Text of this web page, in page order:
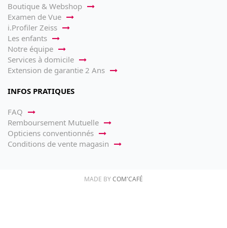
Boutique & Webshop
Examen de Vue
i.Profiler Zeiss
Les enfants
Notre équipe
Services à domicile
Extension de garantie 2 Ans
INFOS PRATIQUES
FAQ
Remboursement Mutuelle
Opticiens conventionnés
Conditions de vente magasin
MADE BYCOM'CAFÉ